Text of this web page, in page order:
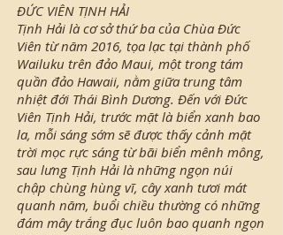
ĐỨC VIÊN TỊNH HẢI
Tịnh Hải là cơ sở thứ ba của Chùa Đức
Viên từ năm 2016, tọa lạc tại thành phố
Wailuku trên đảo Maui, một trong tám
quần đảo Hawaii, nằm giữa trung tâm
nhiệt đới Thái Bình Dương. Đến với Đức
Viên Tịnh Hải, trước mặt là biển xanh bao
la, mỗi sáng sớm sẽ được thấy cảnh mặt
trời mọc rực sáng từ bãi biển mênh mông,
sau lưng Tịnh Hải là những ngọn núi
chập chùng hùng vĩ, cây xanh tươi mát
quanh năm, buổi chiều thường có những
đám mây trắng đục luôn bao quanh ngọn